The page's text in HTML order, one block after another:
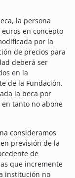
la persona
en concepto
por la
de precios para
deberá ser
en la
de la Fundación.
la beca por
tanto no abone
consideramos
previsión de la
de
que incremente
institución no